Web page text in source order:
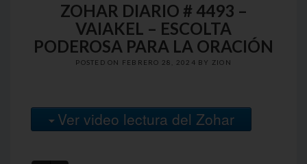
ZOHAR DIARIO # 4493 –
VAIAKEL – ESCOLTA
PODEROSA PARA LA ORACIÓN
POSTED ON FEBRERO 28, 2024 BY ZION
Ver video lectura del Zohar